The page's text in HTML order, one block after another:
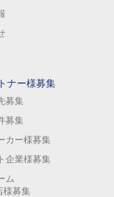
ナー様募集
募集
募集
カー様募集
企業様募集
ム
様募集